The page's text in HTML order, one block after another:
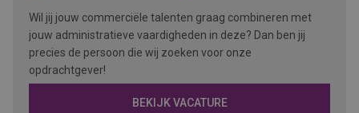
Wil jij jouw commerciële talenten graag combineren met
jouw administratieve vaardigheden in deze? Dan ben jij
precies de persoon die wij zoeken voor onze
opdrachtgever!
BEKIJK VACATURE